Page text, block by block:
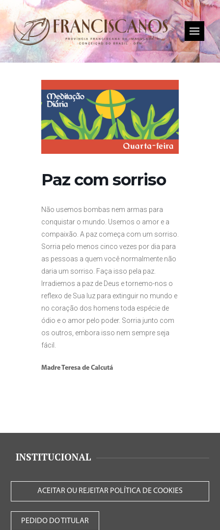
Paz com sorriso
Não usemos bombas nem armas para
conquistar o mundo. Usemos o amor e a
compaixão. A paz começa com um sorriso.
Sorria pelo menos cinco vezes por dia para
as pessoas a quem você normalmente não
daria um sorriso. Faça isso pela paz.
Irradiemos a paz de Deus e tornemo-nos o
reflexo de Sua luz para extinguir no mundo e
no coração dos homens toda espécie de
ódio e o amor pelo poder. Sorria junto com
os outros, embora isso nem sempre seja
fácil.
Madre Teresa de Calcutá
INSTITUCIONAL
ACEITAR OU REJEITAR POLÍTICA DE COOKIES
PEDIDO DO TITULAR